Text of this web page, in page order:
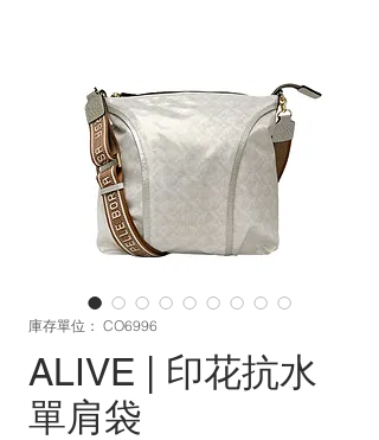
庫存單位： CO6996
ALIVE | 印花抗水
單肩袋